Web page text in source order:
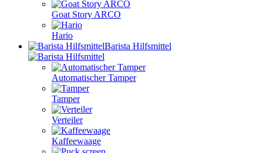
Goat Story ARCO
Hario
Barista Hilfsmittel
Automatischer Tamper
Tamper
Verteiler
Kaffeewaage